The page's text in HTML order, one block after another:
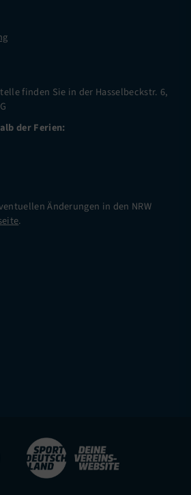
finden Sie in der Hasselbeckstr. 6,
der Ferien:
Änderungen in den NRW
.